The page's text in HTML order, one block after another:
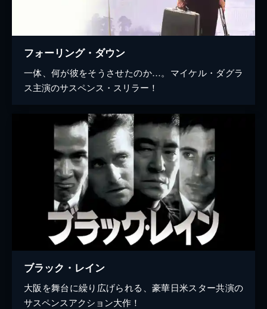
フォーリング・ダウン
一体、何が彼をそうさせたのか…。マイケル・ダグラ
ス主演のサスペンス・スリラー！
ブラック・レイン
大阪を舞台に繰り広げられる、豪華日米スター共演の
サスペンスアクション大作！